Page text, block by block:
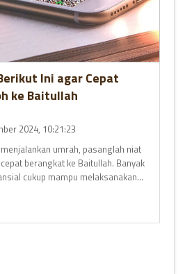
Ini agar Cepat
ke Baitullah
2024, 10:21:23
umrah, pasanglah niat
berangkat ke Baitullah. Banyak
cukup mampu melaksanakan